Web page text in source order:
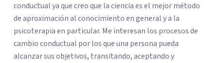
conductual ya que creo que la ciencia es el mejor método
de aproximación al conocimiento en general y a la
psicoterapia en particular. Me interesan los procesos de
cambio conductual por los que una persona pueda
alcanzar sus objetivos, transitando, aceptando y